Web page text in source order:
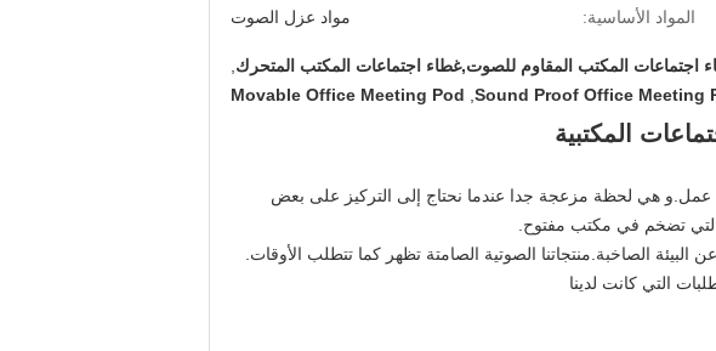
المواد الأساسية: مواد عزل الصوت
اجتماعات المكتب المقاوم للصوت,غطاء اجتماعات المكتب المتحرك
Sound Proof Office Meeting
Movable Office Meeting Pod
المكتبية
عمل.و هي لحظة مزعجة جدا عندما نحتاج إلى التركيز على بعض
التي تضخم في مكتب مفتوح.
الصاخبة.منتجاتنا الصوتية الصامتة تظهر كما تتطلب الأوقات.
التي كانت لدينا